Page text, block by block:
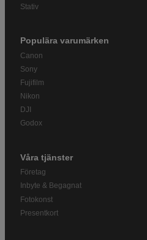
Stativ
Populära varumärken
Canon
Sony
Fujifilm
Nikon
DJI
Godox
Våra tjänster
Företag
Inbyte & Begagnat
Fotokonst
Presentkort